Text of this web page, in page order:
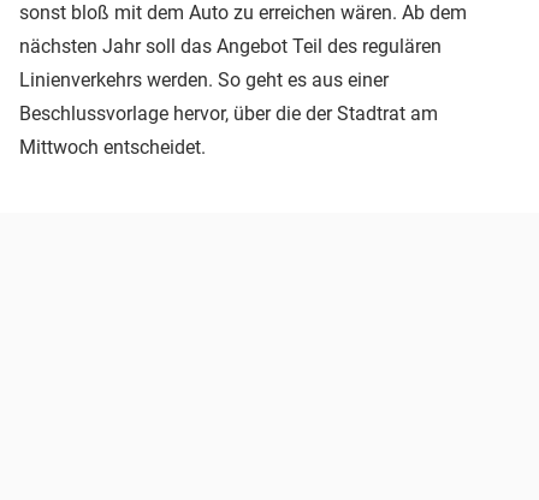
sonst bloß mit dem Auto zu erreichen wären. Ab dem
nächsten Jahr soll das Angebot Teil des regulären
Linienverkehrs werden. So geht es aus einer
Beschlussvorlage hervor, über die der Stadtrat am
Mittwoch entscheidet.